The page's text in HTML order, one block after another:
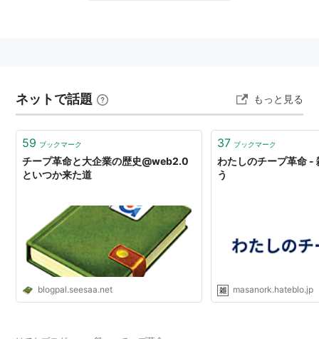
追記などをして下さるユーザーを求めています。
ネットで話題 もっと見る
59 ブックマーク
チープ革命と大企業の歴史@web2.0
といつか来た道
blogpal.seesaa.net
37 ブックマーク
わたしのチープ革命 -
う
masanork.hateblo.jp